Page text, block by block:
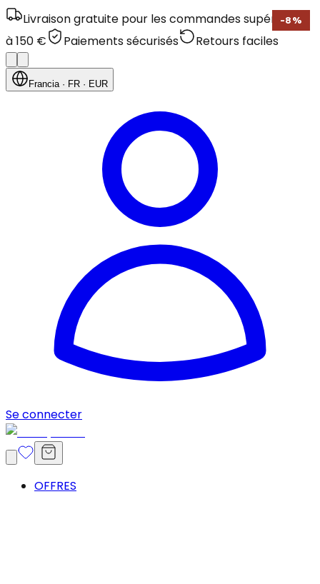
Livraison gratuite pour les commandes supérieures
à 150 €
Paiements sécurisés Retours faciles
Francia· FR · EUR
Se connecter
OFFRES
-8 %